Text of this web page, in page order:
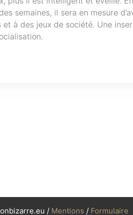
semaines, il sera en mesure
et à des jeux de société. Une
/ Mentions / Formulaire